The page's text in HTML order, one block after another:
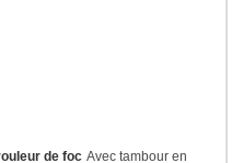
de foc Avec tambour en